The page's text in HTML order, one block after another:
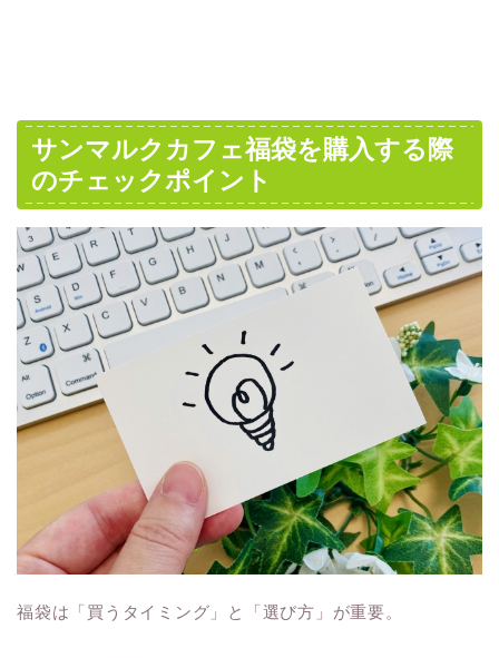
サンマルクカフェ福袋を購入する際
のチェックポイント
福袋は「買うタイミング」と「選び方」が重要。